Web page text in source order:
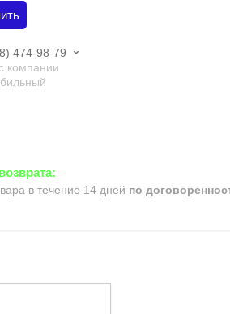
474-98-79
компании
в течение 14 дней по